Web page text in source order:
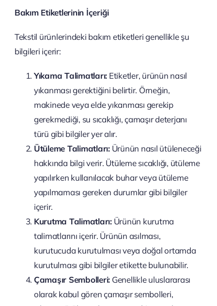
Bakım Etiketlerinin İçeriği
Tekstil ürünlerindeki bakım etiketleri genellikle şu
bilgileri içerir:
Yıkama Talimatları: Etiketler, ürünün nasıl
yıkanması gerektiğini belirtir. Örneğin,
makinede veya elde yıkanması gerekip
gerekmediği, su sıcaklığı, çamaşır deterjanı
türü gibi bilgiler yer alır.
Ütüleme Talimatları:Ürünün nasıl ütüleneceği
hakkında bilgi verir. Ütüleme sıcaklığı, ütüleme
yapılırken kullanılacak buhar veya ütüleme
yapılmaması gereken durumlar gibi bilgiler
içerir.
Kurutma Talimatları:Ürünün kurutma
talimatlarını içerir. Ürünün asılması,
kurutucuda kurutulması veya doğal ortamda
kurutulması gibi bilgiler etikette bulunabilir.
Çamaşır Sembolleri: Genellikle uluslararası
olarak kabul gören çamaşır sembolleri,